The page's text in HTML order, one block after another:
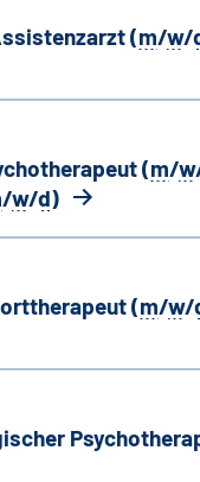
(m/w/
(m/w
/w/d)
(m/w/